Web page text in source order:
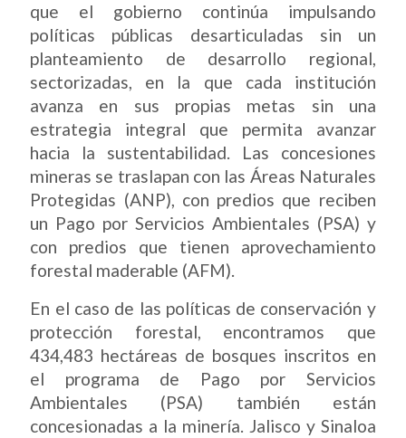
que el gobierno continúa impulsando
políticas públicas desarticuladas sin un
planteamiento de desarrollo regional,
sectorizadas, en la que cada institución
avanza en sus propias metas sin una
estrategia integral que permita avanzar
hacia la sustentabilidad. Las concesiones
mineras se traslapan con las Áreas Naturales
Protegidas (ANP), con predios que reciben
un Pago por Servicios Ambientales (PSA) y
con predios que tienen aprovechamiento
forestal maderable (AFM).
En el caso de las políticas de conservación y
protección forestal, encontramos que
434,483 hectáreas de bosques inscritos en
el programa de Pago por Servicios
Ambientales (PSA) también están
concesionadas a la minería. Jalisco y Sinaloa